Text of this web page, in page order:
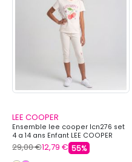
LEE COOPER
Ensemble lee cooper lcn276 set
4 a 14 ans Enfant LEE COOPER
29,00 €12,79 € 55%